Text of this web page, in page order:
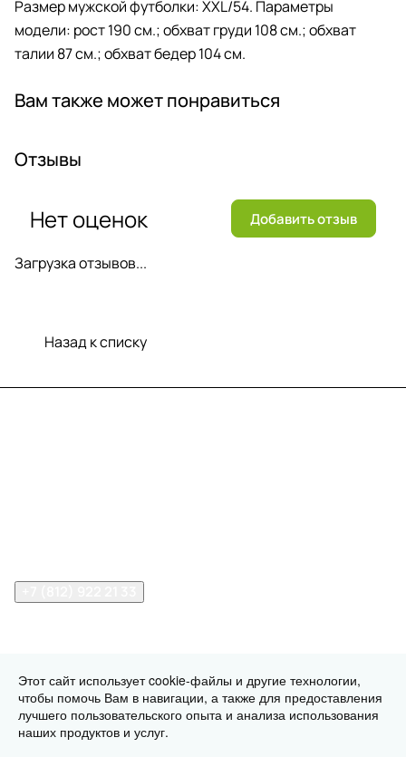
Размер мужской футболки: XXL/54. Параметры
модели: рост 190 см.; обхват груди 108 см.; обхват
талии 87 см.; обхват бедер 104 см.
Вам также может понравиться
Отзывы
Загрузка отзывов...
Нет оценок Добавить отзыв
Назад к списку
© 2026 print-logo.ru Конфиденциальность
Оферта
Разработано в
Этот сайт использует cookie-файлы и другие технологии,
чтобы помочь Вам в навигации, а также для предоставления
лучшего пользовательского опыта и анализа использования
наших продуктов и услуг.